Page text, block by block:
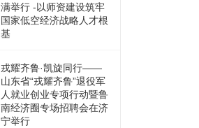
满举行 -以师资建设筑牢
国家低空经济战略人才根
基
戎耀齐鲁·凯旋同行——
山东省“戎耀齐鲁”退役军
人就业创业专项行动暨鲁
南经济圈专场招聘会在济
宁举行